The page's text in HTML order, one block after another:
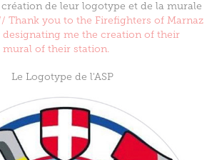
de leur logotype et de la murale
Thank you to the Firefighters of Marnaz
designating me the creation of their
of their station.​​​​​​​
Le Logotype de l'ASP